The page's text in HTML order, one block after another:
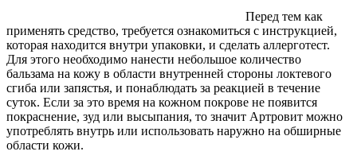
Перед тем как
применять средство, требуется ознакомиться с инструкцией,
которая находится внутри упаковки, и сделать аллерготест.
Для этого необходимо нанести небольшое количество
бальзама на кожу в области внутренней стороны локтевого
сгиба или запястья, и понаблюдать за реакцией в течение
суток. Если за это время на кожном покрове не появится
покраснение, зуд или высыпания, то значит Артровит можно
употреблять внутрь или использовать наружно на обширные
области кожи.